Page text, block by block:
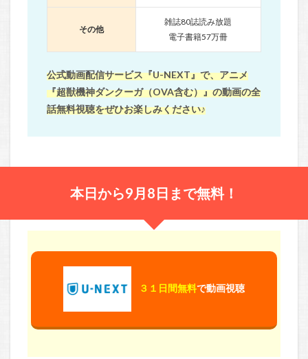
その他
雑誌80誌読み放題
電子書籍57万冊
公式動画配信サービス『U-NEXT』で、アニメ
『超獣機神ダンクーガ（OVA含む）』の動画の全
話無料視聴をぜひお楽しみください♪
本日から9月8日まで無料！
３１日間無料で動画視聴